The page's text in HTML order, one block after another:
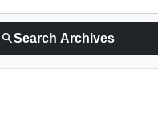
searchSearch Archives